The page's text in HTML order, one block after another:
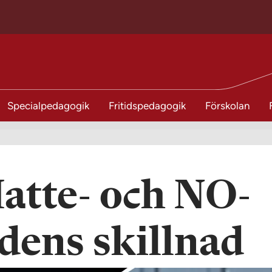
Specialpedagogik Fritidspedagogik Förskolan
och NO-
skillnad